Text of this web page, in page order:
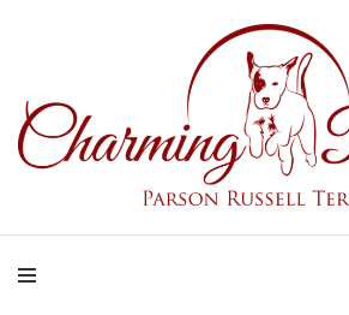
Charming